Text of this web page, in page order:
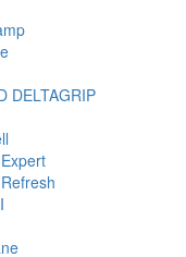
DELTAGRIP